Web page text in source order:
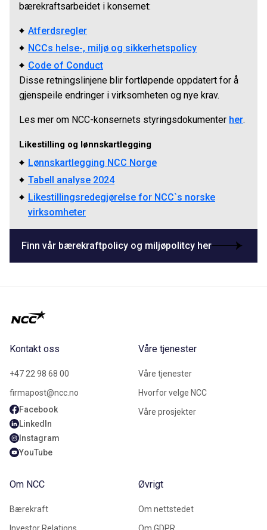
bærekraftsarbeidet i konsernet:
Atferdsregler
NCCs helse-, miljø og sikkerhetspolicy
Code of Conduct
Disse retningslinjene blir fortløpende oppdatert for å
gjenspeile endringer i virksomheten og nye krav.
Les mer om NCC-konsernets styringsdokumenter her.
Likestilling og lønnskartlegging
Lønnskartlegging NCC Norge
Tabell analyse 2024
Likestillingsredegjørelse for NCC`s norske
virksomheter
Finn vår bærekraftpolicy og miljøpolitcy her
Kontakt oss
+47 22 98 68 00
firmapost@ncc.no
Facebook
LinkedIn
Instagram
YouTube
Våre tjenester
Våre tjenester
Hvorfor velge NCC
Våre prosjekter
Om NCC
Bærekraft
Investor Relations
Øvrigt
Om nettstedet
Om GDPR